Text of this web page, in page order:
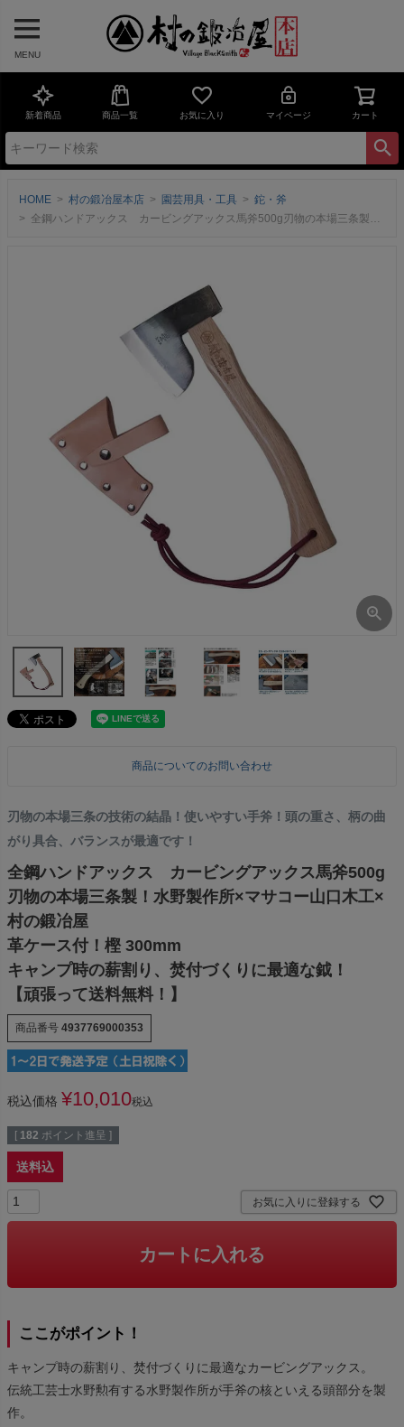
MENU
新着商品 商品一覧 お気に入り マイページ カート
HOME 村の鍛冶屋本店 園芸用具・工具
鉈・斧
全鋼ハンドアックス カービングアックス馬斧500g刃物の本場三条製！水野製作所×マサコー山口木工×村の鍛冶屋革ケース付！樫 300mmキャンプ時の薪割り、焚付づくりに最適な鉞！【頑張って送料無料！】
商品についてのお問い合わせ
刃物の本場三条の技術の結晶！使いやすい手斧！頭の重さ、柄の曲
がり具合、バランスが最適です！
全鋼ハンドアックス カービングアックス馬斧500g
刃物の本場三条製！水野製作所×マサコー山口木工×
村の鍛冶屋
革ケース付！樫 300mm
キャンプ時の薪割り、焚付づくりに最適な鉞！
【頑張って送料無料！】
商品番号 4937769000353
税込価格 ¥10,010税込
[ 182 ポイント進呈 ]
送料込
お気に入りに登録する
カートに入れる
ここがポイント！
キャンプ時の薪割り、焚付づくりに最適なカービングアックス。
伝統工芸士水野勲有する水野製作所が手斧の核といえる頭部分を製
作。